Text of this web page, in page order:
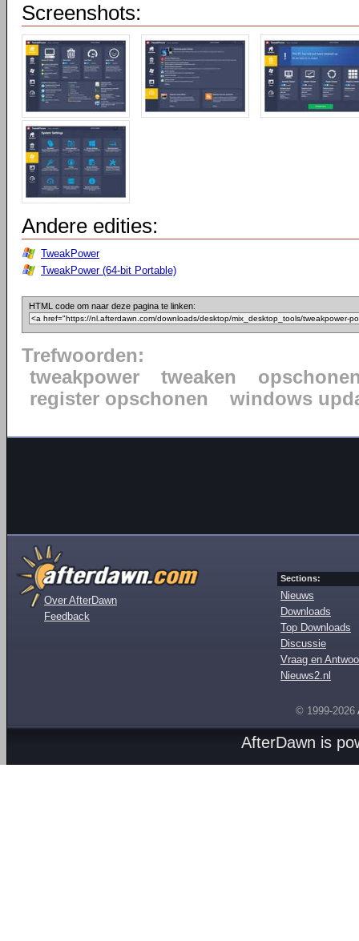
Screenshots:
Andere edities:
TweakPower
TweakPower (64-bit Portable)
HTML code om naar deze pagina te linken:
Trefwoorden:
tweakpower
tweaken
register opschonen
windows
Over AfterDawn
Feedback
Sections:
Nieuws
Downloads
Top Downloads
Discussie
Vraag en
Nieuws2.nl
© 1999-2026
AfterDawn is